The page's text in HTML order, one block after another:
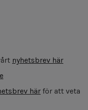
nyhetsbrev här
här för att veta